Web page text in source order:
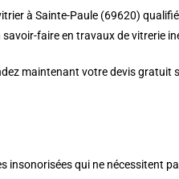
à Sainte-Paule (69620)
faire en travaux de vitrerie
maintenant votre devis gratuit
qui ne nécessitent